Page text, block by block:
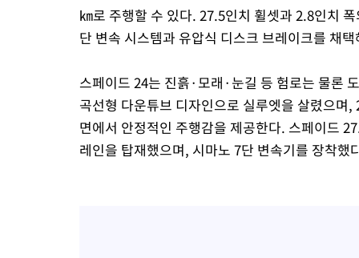
㎞로 주행할 수 있다. 27.5인치 휠셋과 2.8인치
단 변속 시스템과 유압식 디스크 브레이크를 채
스페이드 24는 진흙·모래·눈길 등 험로는 물론
곡선형 다운튜브 디자인으로 실루엣을 살렸으며
면에서 안정적인 주행감을 제공한다. 스페이드
레인을 탑재했으며, 시마노 7단 변속기를 장착했